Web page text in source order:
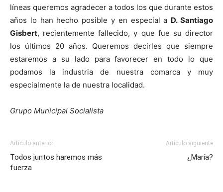
líneas queremos agradecer a todos los que durante estos
años lo han hecho posible y en especial a D. Santiago
Gisbert, recientemente fallecido, y que fue su director
los últimos 20 años. Queremos decirles que siempre
estaremos a su lado para favorecer en todo lo que
podamos la industria de nuestra comarca y muy
especialmente la de nuestra localidad.
Grupo Municipal Socialista
Artículo anterior
Todos juntos haremos más
fuerza
Artículo siguiente
¿María?